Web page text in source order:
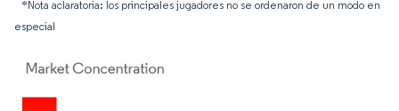
*Nota aclaratoria: los principales jugadores no se ordenaron de un modo en
especial